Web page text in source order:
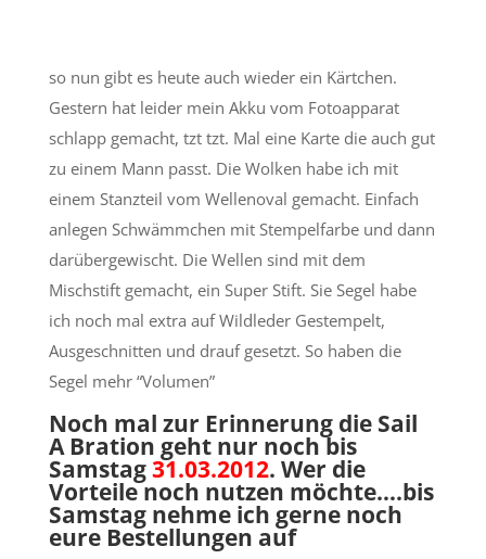
so nun gibt es heute auch wieder ein Kärtchen.
Gestern hat leider mein Akku vom Fotoapparat
schlapp gemacht, tzt tzt. Mal eine Karte die auch gut
zu einem Mann passt. Die Wolken habe ich mit
einem Stanzteil vom Wellenoval gemacht. Einfach
anlegen Schwämmchen mit Stempelfarbe und dann
darübergewischt. Die Wellen sind mit dem
Mischstift gemacht, ein Super Stift. Sie Segel habe
ich noch mal extra auf Wildleder Gestempelt,
Ausgeschnitten und drauf gesetzt. So haben die
Segel mehr “Volumen”
Noch mal zur Erinnerung die Sail
A Bration geht nur noch bis
Samstag31.03.2012. Wer die
Vorteile noch nutzen möchte….bis
Samstag nehme ich gerne noch
eure Bestellungen auf